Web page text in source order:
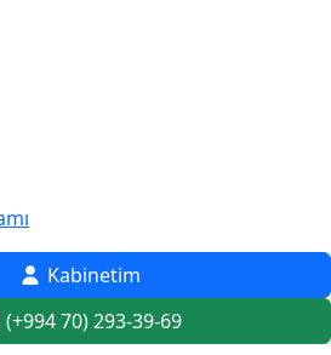
Kabinetim
(+994 70) 293-39-69